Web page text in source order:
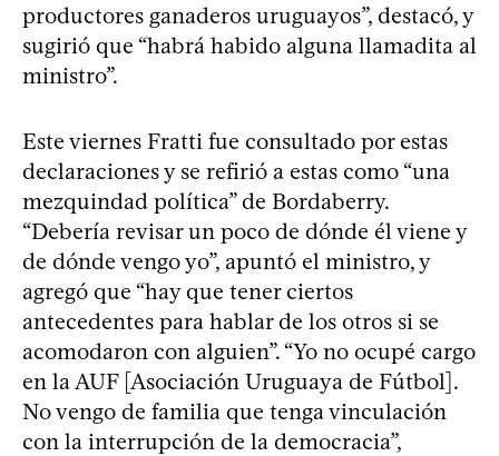
productores ganaderos uruguayos”, destacó, y
sugirió que “habrá habido alguna llamadita al
ministro”.
Este viernes Fratti fue consultado por estas
declaraciones y se refirió a estas como “una
mezquindad política” de Bordaberry.
“Debería revisar un poco de dónde él viene y
de dónde vengo yo”, apuntó el ministro, y
agregó que “hay que tener ciertos
antecedentes para hablar de los otros si se
acomodaron con alguien”. “Yo no ocupé cargo
en la AUF [Asociación Uruguaya de Fútbol].
No vengo de familia que tenga vinculación
con la interrupción de la democracia”,